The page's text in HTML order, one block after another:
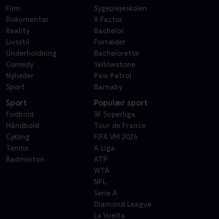
Film
Dokumentar
Reality
Livsstil
Underholdning
Comedy
Nyheder
Sport
Sygeplejeskolen
X Factor
Bachelor
Forræder
Bachelorette
Yellowstone
Paw Patrol
Barnaby
Sport
Fodbold
Håndbold
Cykling
Tennis
Badminton
Populær sport
3F Superliga
Tour de France
FIFA VM 2026
A Liga
ATP
WTA
NFL
Serie A
Diamond League
La Vuelta